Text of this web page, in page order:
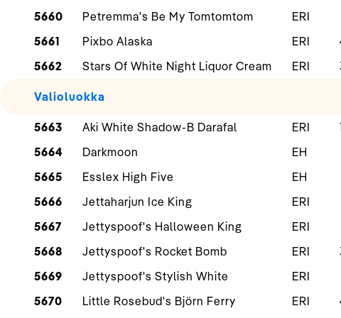
5660
Petremma's Be My Tomtomtom
ERI
5661
Pixbo Alaska ERI
5662
Stars Of White Night Liquor Cream ERI
Valioluokka
5663 Aki White Shadow-B Darafal ERI
5664
Darkmoon
EH
5665
Esslex High Five
EH
5666
Jettaharjun Ice King
ERI
5667
Jettyspoof's Halloween King
ERI
5668
Jettyspoof's Rocket Bomb ERI
5669
Jettyspoof's Stylish White
ERI
5670
Little Rosebud's Björn Ferry ERI